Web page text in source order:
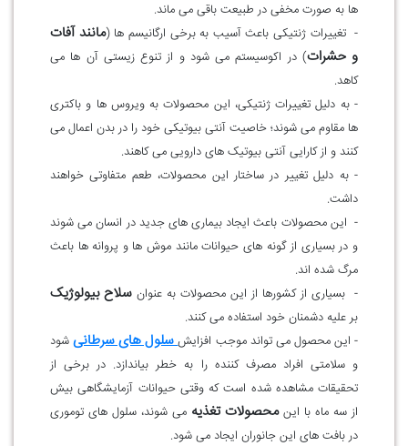
ها به صورت مخفی در طبیعت باقی می ماند.
- تغییرات ژنتیکی باعث آسیب به برخی ارگانیسم ها (مانند آفات
و حشرات) در اکوسیستم می شود و از تنوع زیستی آن ها می
کاهد.
- به دلیل تغییرات ژنتیکی، این محصولات به ویروس ها و باکتری
ها مقاوم می شوند؛ خاصیت آنتی بیوتیکی خود را در بدن اعمال می
کنند و از کارایی آنتی بیوتیک های دارویی می کاهند.
- به دلیل تغییر در ساختار این محصولات، طعم متفاوتی خواهند
داشت.
- این محصولات باعث ایجاد بیماری های جدید در انسان می شوند
و در بسیاری از گونه های حیوانات مانند موش ها و پروانه ها باعث
مرگ شده اند.
- بسیاری از کشورها از این محصولات به عنوان سلاح بیولوژیک
بر علیه دشمنان خود استفاده می کنند.
- این محصول می تواند موجب افزایشسلول های سرطانیشود
و سلامتی افراد مصرف کننده را به خطر بیاندازد. در برخی از
تحقیقات مشاهده شده است که وقتی حیوانات آزمایشگاهی بیش
از سه ماه با اینمحصولات تغذیه می شوند، سلول های توموری
در بافت های این جانوران ایجاد می شود.